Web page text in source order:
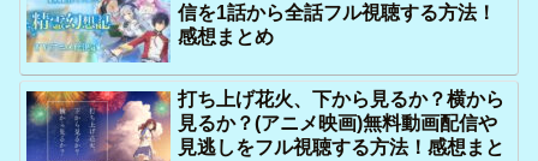
信を1話から全話フル視聴する方法！
感想まとめ
打ち上げ花火、下から見るか？横から
見るか？(アニメ映画)無料動画配信や
見逃しをフル視聴する方法！感想まと